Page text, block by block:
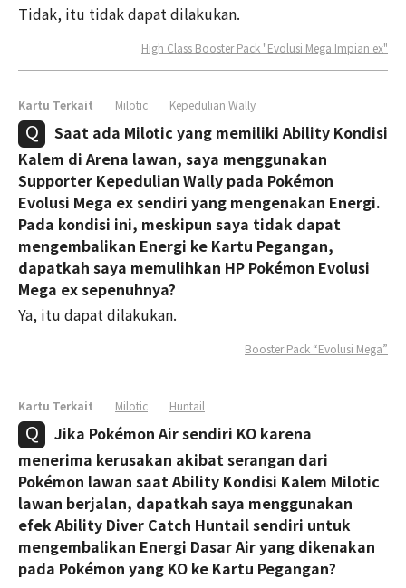
Tidak, itu tidak dapat dilakukan.
High Class Booster Pack "Evolusi Mega Impian ex"
Kartu Terkait Milotic Kepedulian Wally
Saat ada Milotic yang memiliki Ability Kondisi
Kalem di Arena lawan, saya menggunakan
Supporter Kepedulian Wally pada Pokémon
Evolusi Mega ex sendiri yang mengenakan Energi.
Pada kondisi ini, meskipun saya tidak dapat
mengembalikan Energi ke Kartu Pegangan,
dapatkah saya memulihkan HP Pokémon Evolusi
Mega ex sepenuhnya?
Ya, itu dapat dilakukan.
Booster Pack “Evolusi Mega”
Kartu Terkait Milotic Huntail
Jika Pokémon Air sendiri KO karena
menerima kerusakan akibat serangan dari
Pokémon lawan saat Ability Kondisi Kalem Milotic
lawan berjalan, dapatkah saya menggunakan
efek Ability Diver Catch Huntail sendiri untuk
mengembalikan Energi Dasar Air yang dikenakan
pada Pokémon yang KO ke Kartu Pegangan?